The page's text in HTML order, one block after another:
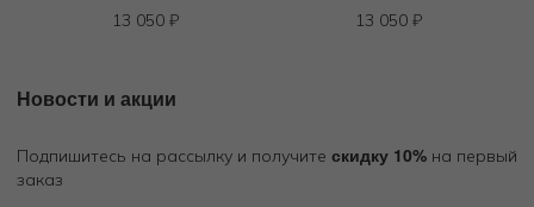
13 050 ₽ 13 050 ₽
Новости и акции
Подпишитесь на рассылку и получите скидку 10% на первый
заказ